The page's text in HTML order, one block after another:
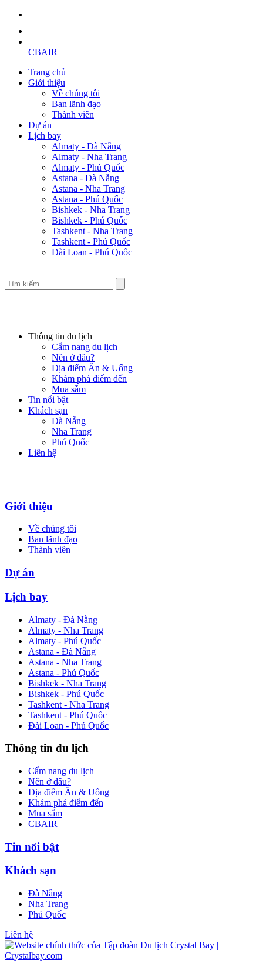
CBAIR
Trang chủ
Giới thiệu
Về chúng tôi
Ban lãnh đạo
Thành viên
Dự án
Lịch bay
Almaty - Đà Nẵng
Almaty - Nha Trang
Almaty - Phú Quốc
Astana - Đà Nẵng
Astana - Nha Trang
Astana - Phú Quốc
Bishkek - Nha Trang
Bishkek - Phú Quốc
Tashkent - Nha Trang
Tashkent - Phú Quốc
Đài Loan - Phú Quốc
Thông tin du lịch
Cẩm nang du lịch
Nên ở đâu?
Địa điểm Ăn & Uống
Khám phá điểm đến
Mua sắm
Tin nổi bật
Khách sạn
Đà Nẵng
Nha Trang
Phú Quốc
Liên hệ
Giới thiệu
Về chúng tôi
Ban lãnh đạo
Thành viên
Dự án
Lịch bay
Almaty - Đà Nẵng
Almaty - Nha Trang
Almaty - Phú Quốc
Astana - Đà Nẵng
Astana - Nha Trang
Astana - Phú Quốc
Bishkek - Nha Trang
Bishkek - Phú Quốc
Tashkent - Nha Trang
Tashkent - Phú Quốc
Đài Loan - Phú Quốc
Thông tin du lịch
Cẩm nang du lịch
Nên ở đâu?
Địa điểm Ăn & Uống
Khám phá điểm đến
Mua sắm
CBAIR
Tin nổi bật
Khách sạn
Đà Nẵng
Nha Trang
Phú Quốc
Liên hệ